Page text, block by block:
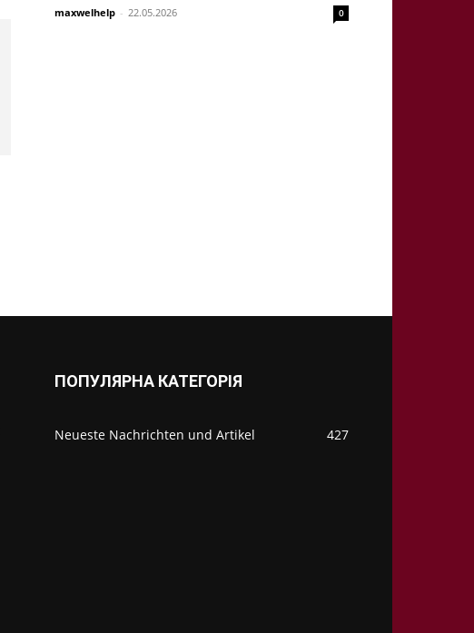
maxwelhelp - 22.05.2026 0
ПОПУЛЯРНА КАТЕГОРІЯ
Neueste Nachrichten und Artikel 427